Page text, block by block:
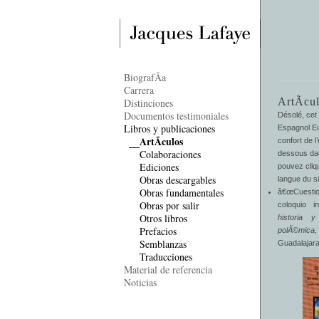
Désolé, cet
Espagnol
confort de
dessous
pouvez
langue du
coloquio
historia y
polÃ©mica
BiografÃ­a
Carrera
Distinciones
Documentos testimoniales
Libros y publicaciones
ArtÃ­culos
Colaboraciones
Ediciones
Obras descargables
Obras fundamentales
Obras por salir
Otros libros
Prefacios
Semblanzas
Traducciones
Material de referencia
Noticias